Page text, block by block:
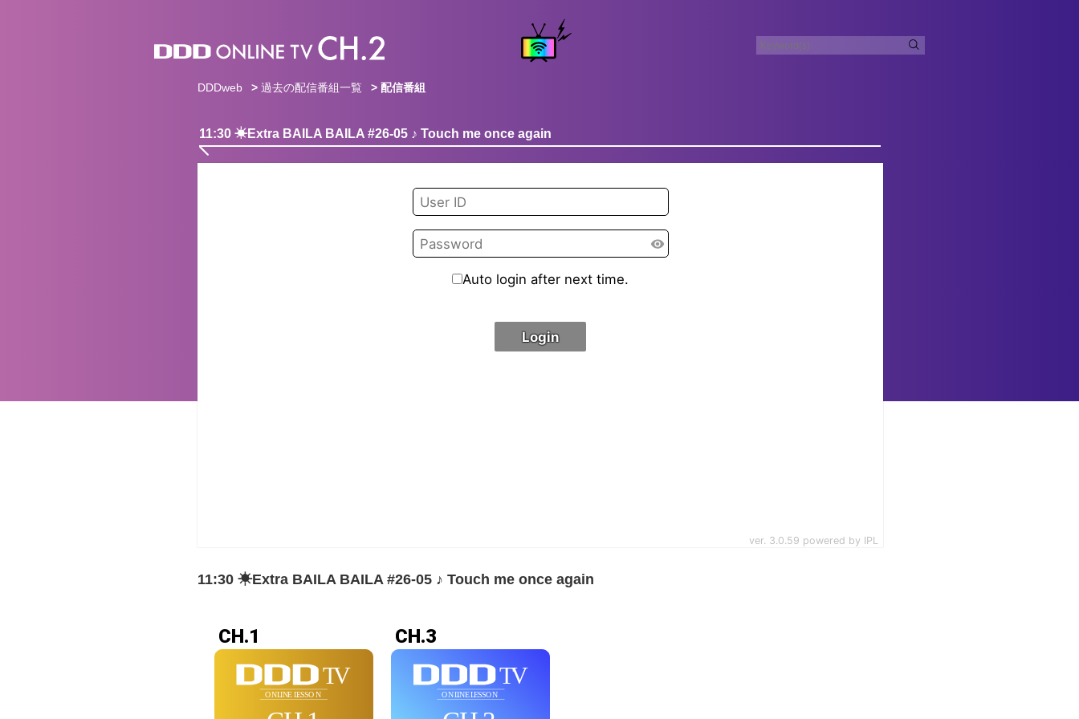
DDDweb > 過去の配信番組一覧 > 配信番組
11:30 ☀︎Extra BAILA BAILA #26-05 ♪ Touch me once again
11:30 ☀︎Extra BAILA BAILA #26-05 ♪ Touch me once again
CH.1 CH.3